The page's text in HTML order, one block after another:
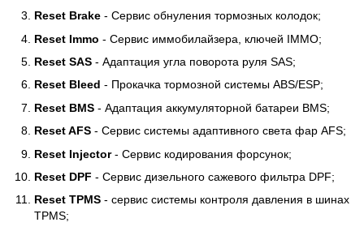
Reset Brake - Сервис обнуления тормозных колодок;
Reset Immo - Сервис иммобилайзера, ключей IMMO;
Reset SAS - Адаптация угла поворота руля SAS;
Reset Bleed - Прокачка тормозной системы ABS/ESP;
Reset BMS - Адаптация аккумуляторной батареи BMS;
Reset AFS - Сервис системы адаптивного света фар AFS;
Reset Injector- Сервис кодирования форсунок;
Reset DPF - Сервис дизельного сажевого фильтра DPF;
Reset TPMS - сервис системы контроля давления в шинах
TPMS;